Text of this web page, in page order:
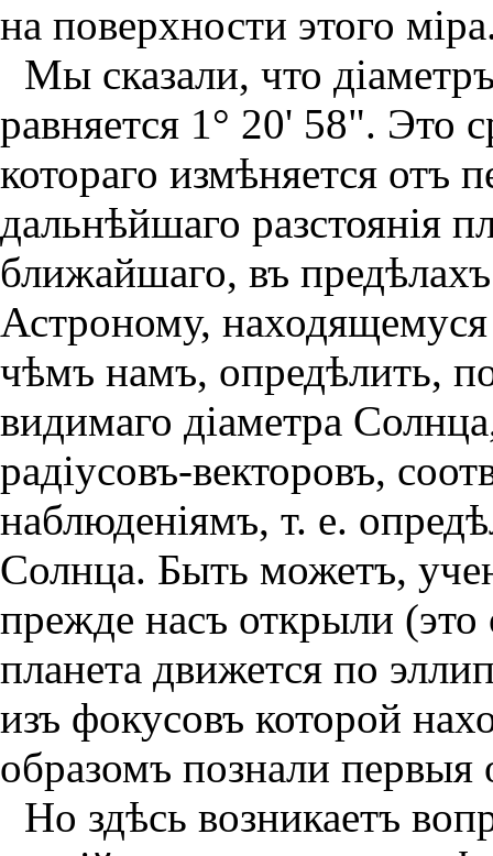
на поверхности этого
Мы сказали, что
равняет­ся 1° 20' 58". Это
котораго измѣняется отъ
дальнѣйшаго разстоянiя
ближайшаго, въ
Астроному,
чѣмъ намъ, опредѣлить,
видимаго дiаметра
радiусовъ-векторовъ,
наблюденiямъ, т. е.
Солнца. Быть можетъ,
прежде насъ открыли
планета движется по
изъ фокусовъ которой
образомъ познали
Но здѣсь возникаетъ